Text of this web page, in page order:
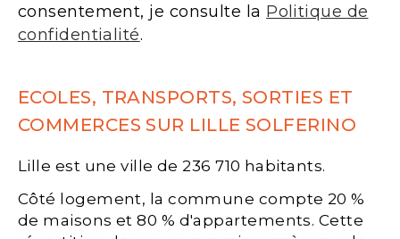
consentement, je consulte la Politique de
confidentialité.
ECOLES, TRANSPORTS, SORTIES ET
COMMERCES SUR LILLE SOLFERINO
Lille est une ville de 236 710 habitants.
Côté logement, la commune compte 20 %
de maisons et 80 % d'appartements. Cette